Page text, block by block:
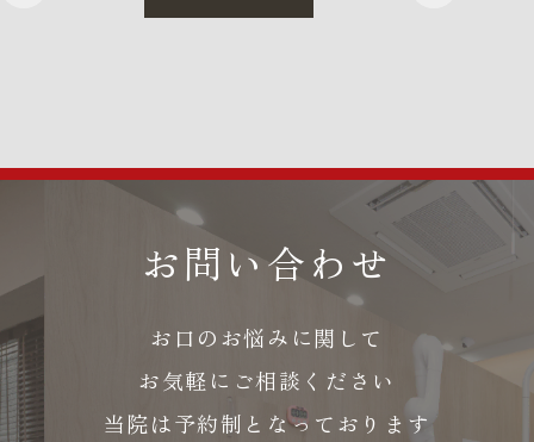
お問い合わせ
お口のお悩みに関して
お気軽にご相談ください
当院は予約制となっております